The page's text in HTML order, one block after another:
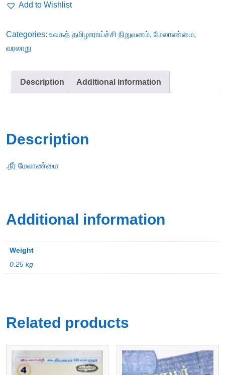
முனைவர்
quantity
Add to Wishlist
Categories: உலகத் தமிழாராய்ச்சி நிறுவனம், மேலாண்மை,
வரலாறு
Description Additional information
Description
.நீர் மேலாண்மை
Additional information
Weight
0.25 kg
Related products